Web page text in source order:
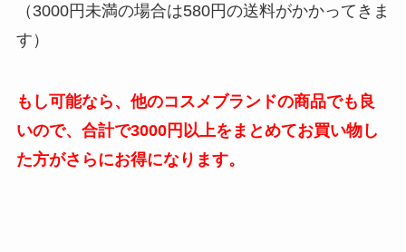
（3000円未満の場合は580円の送料がかかってきま
す）
もし可能なら、他のコスメブランドの商品でも良
いので、合計で3000円以上をまとめてお買い物し
た方がさらにお得になります。